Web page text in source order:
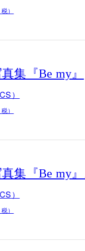
）
集『Be my』
）
）
真集『Be my
）
）